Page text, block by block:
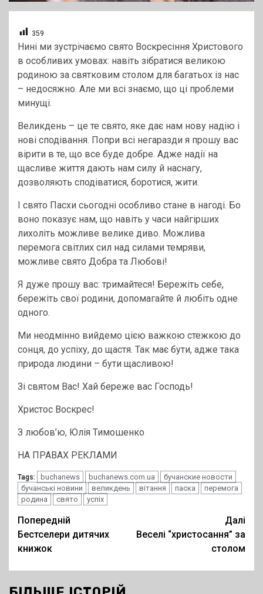
359
Нині ми зустрічаємо свято Воскресіння Христового
в особливих умовах: навіть зібратися великою
родиною за святковим столом для багатьох із нас
– недосяжно. Але ми всі знаємо, що ці проблеми
минущі.
Великдень – це те свято, яке дає нам нову надію і
нові сподівання. Попри всі негаразди я прошу вас
вірити в те, що все буде добре. Адже надії на
щасливе життя дають нам силу й наснагу,
дозволяють сподіватися, боротися, жити.
І свято Пасхи сьогодні особливо стане в нагоді. Бо
воно показує нам, що навіть у часи найгірших
лихоліть можливе велике диво. Можлива
перемога світлих сил над силами темряви,
можливе свято Добра та Любові!
Я дуже прошу вас: тримайтеся! Бережіть себе,
бережіть свої родини, допомагайте й любіть одне
одного.
Ми неодмінно вийдемо цією важкою стежкою до
сонця, до успіху, до щастя. Так має бути, адже така
природа людини – бути щасливою!
Зі святом Вас! Хай береже вас Господь!
Христос Воскрес!
З любов’ю, Юлія Тимошенко
НА ПРАВАХ РЕКЛАМИ
Tags: buchanews buchanews.com.ua
бучанские новости
бучанські новини
великдень вітання паска
перемога
родина
свято успіх
Post
navigation
Попередній
Бестселери дитячих
книжок
Далі
Веселі “христосання” за
столом